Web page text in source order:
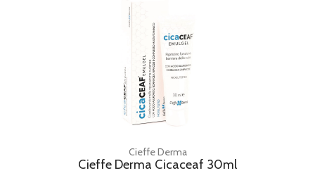
Cieffe Derma
Cieffe Derma Cicaceaf 30ml